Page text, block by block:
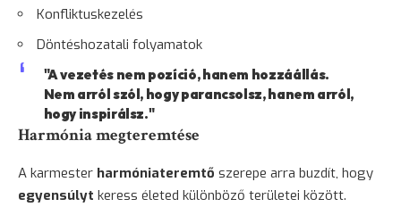
Konfliktuskezelés
Döntéshozatali folyamatok
"A vezetés nem pozíció, hanem hozzáállás.
Nem arról szól, hogy parancsolsz, hanem arról,
hogy inspirálsz."
Harmónia megteremtése
A karmester harmóniateremtő szerepe arra buzdít, hogy
egyensúlyt keress életed különböző területei között.